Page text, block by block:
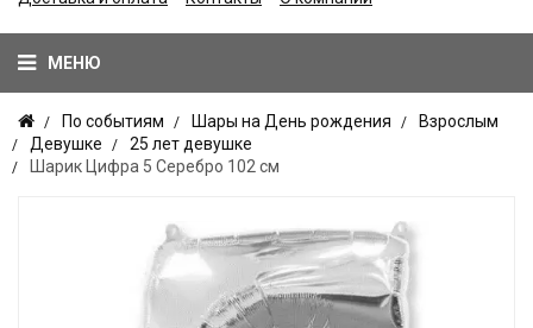
МЕНЮ
По событиям Шары на День рождения
Взрослым
Девушке
25 лет девушке
Шарик Цифра 5 Серебро 102 см